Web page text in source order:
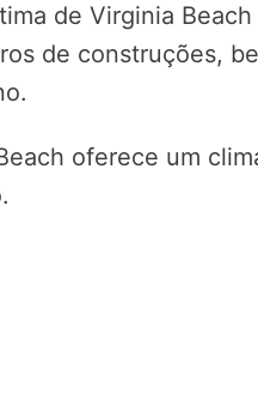
de Virginia
de construções,
oferece um